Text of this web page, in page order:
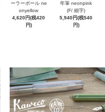
ーラーボール ne
onyellow
4,620円(税420
円)
年筆 neonpink
(F/ 細字)
5,940円(税540
円)